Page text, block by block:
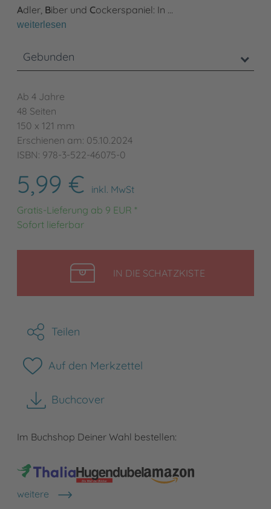
Adler, Biber und Cockerspaniel: In …
weiterlesen
Gebunden
Ab 4 Jahre
48 Seiten
150 x 121 mm
Erschienen am: 05.10.2024
ISBN: 978-3-522-46075-0
5,99 €
inkl. MwSt
Gratis-Lieferung ab 9 EUR *
Sofort lieferbar
IN DIE SCHATZKISTELEGEN
Teilen
Auf den Merkzettel
Buchcover
herunterladen
Im Buchshop Deiner Wahl bestellen:
weitere
Shops anzeigen